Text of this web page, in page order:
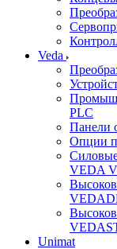
Veda
PLC
Панели
Опции
VEDA
Unimat